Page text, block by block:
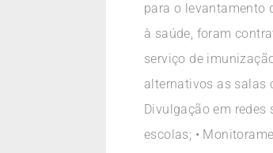
para o levantamento
à saúde, foram
serviço de
alternativos as salas
Divulgação em
escolas; •